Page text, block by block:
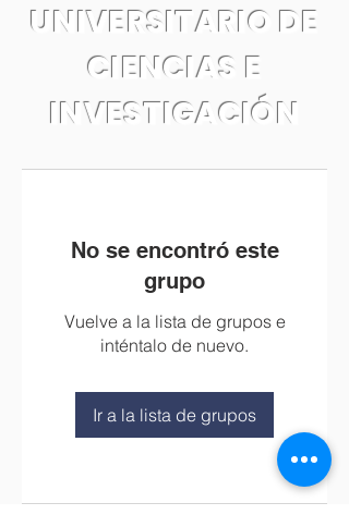
UNIVERSITARIO DE
CIENCIAS E
INVESTIGACIÓN
No se encontró este
grupo
Vuelve a la lista de grupos e
inténtalo de nuevo.
Ir a la lista de grupos